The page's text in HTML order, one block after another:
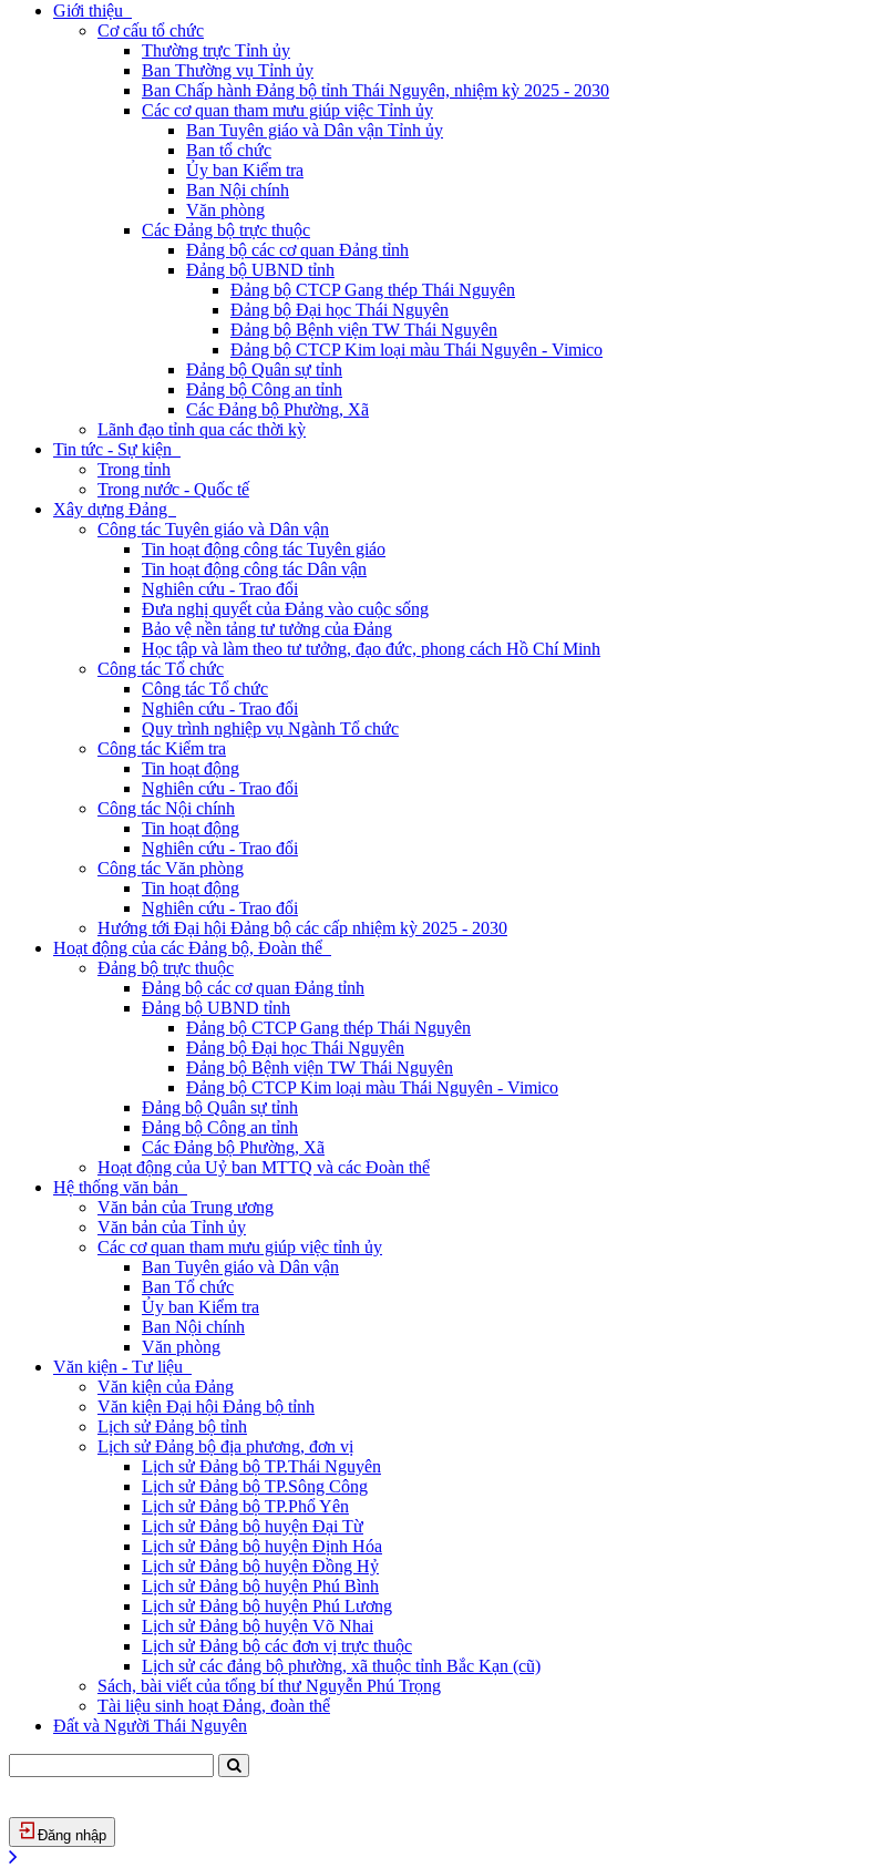
Giới thiệu
Cơ cấu tổ chức
Thường trực Tỉnh ủy
Ban Thường vụ Tỉnh ủy
Ban Chấp hành Đảng bộ tỉnh Thái Nguyên, nhiệm kỳ 2025 - 2030
Các cơ quan tham mưu giúp việc Tỉnh ủy
Ban Tuyên giáo và Dân vận Tỉnh ủy
Ban tổ chức
Ủy ban Kiểm tra
Ban Nội chính
Văn phòng
Các Đảng bộ trực thuộc
Đảng bộ các cơ quan Đảng tỉnh
Đảng bộ UBND tỉnh
Đảng bộ CTCP Gang thép Thái Nguyên
Đảng bộ Đại học Thái Nguyên
Đảng bộ Bệnh viện TW Thái Nguyên
Đảng bộ CTCP Kim loại màu Thái Nguyên - Vimico
Đảng bộ Quân sự tỉnh
Đảng bộ Công an tỉnh
Các Đảng bộ Phường, Xã
Lãnh đạo tỉnh qua các thời kỳ
Tin tức - Sự kiện
Trong tỉnh
Trong nước - Quốc tế
Xây dựng Đảng
Công tác Tuyên giáo và Dân vận
Tin hoạt động công tác Tuyên giáo
Tin hoạt động công tác Dân vận
Nghiên cứu - Trao đổi
Đưa nghị quyết của Đảng vào cuộc sống
Bảo vệ nền tảng tư tưởng của Đảng
Học tập và làm theo tư tưởng, đạo đức, phong cách Hồ Chí Minh
Công tác Tổ chức
Công tác Tổ chức
Nghiên cứu - Trao đổi
Quy trình nghiệp vụ Ngành Tổ chức
Công tác Kiểm tra
Tin hoạt động
Nghiên cứu - Trao đổi
Công tác Nội chính
Tin hoạt động
Nghiên cứu - Trao đổi
Công tác Văn phòng
Tin hoạt động
Nghiên cứu - Trao đổi
Hướng tới Đại hội Đảng bộ các cấp nhiệm kỳ 2025 - 2030
Hoạt động của các Đảng bộ, Đoàn thể
Đảng bộ trực thuộc
Đảng bộ các cơ quan Đảng tỉnh
Đảng bộ UBND tỉnh
Đảng bộ CTCP Gang thép Thái Nguyên
Đảng bộ Đại học Thái Nguyên
Đảng bộ Bệnh viện TW Thái Nguyên
Đảng bộ CTCP Kim loại màu Thái Nguyên - Vimico
Đảng bộ Quân sự tỉnh
Đảng bộ Công an tỉnh
Các Đảng bộ Phường, Xã
Hoạt động của Uỷ ban MTTQ và các Đoàn thể
Hệ thống văn bản
Văn bản của Trung ương
Văn bản của Tỉnh ủy
Các cơ quan tham mưu giúp việc tỉnh ủy
Ban Tuyên giáo và Dân vận
Ban Tổ chức
Ủy ban Kiểm tra
Ban Nội chính
Văn phòng
Văn kiện - Tư liệu
Văn kiện của Đảng
Văn kiện Đại hội Đảng bộ tỉnh
Lịch sử Đảng bộ tỉnh
Lịch sử Đảng bộ địa phương, đơn vị
Lịch sử Đảng bộ TP.Thái Nguyên
Lịch sử Đảng bộ TP.Sông Công
Lịch sử Đảng bộ TP.Phổ Yên
Lịch sử Đảng bộ huyện Đại Từ
Lịch sử Đảng bộ huyện Định Hóa
Lịch sử Đảng bộ huyện Đồng Hỷ
Lịch sử Đảng bộ huyện Phú Bình
Lịch sử Đảng bộ huyện Phú Lương
Lịch sử Đảng bộ huyện Võ Nhai
Lịch sử Đảng bộ các đơn vị trực thuộc
Lịch sử các đảng bộ phường, xã thuộc tỉnh Bắc Kạn (cũ)
Sách, bài viết của tổng bí thư Nguyễn Phú Trọng
Tài liệu sinh hoạt Đảng, đoàn thể
Đất và Người Thái Nguyên
Đăng nhập